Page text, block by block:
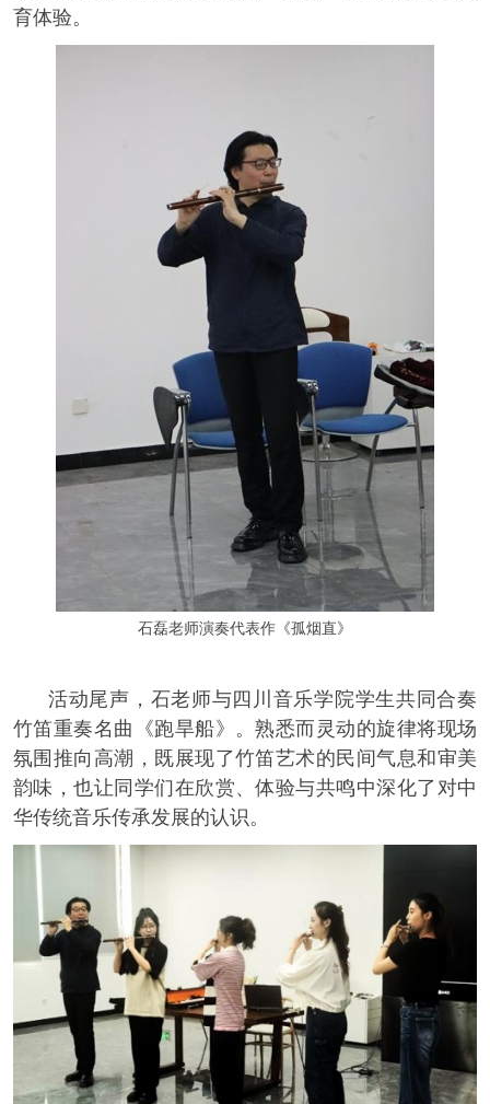
育体验。
石磊老师演奏代表作《孤烟直》
活动尾声，石老师与四川音乐学院学生共同合奏
竹笛重奏名曲《跑旱船》。熟悉而灵动的旋律将现场
氛围推向高潮，既展现了竹笛艺术的民间气息和审美
韵味，也让同学们在欣赏、体验与共鸣中深化了对中
华传统音乐传承发展的认识。